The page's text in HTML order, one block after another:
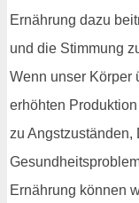
Ernährung dazu
und die Stimmung
Wenn unser Körper
erhöhten
zu
Ernährung können